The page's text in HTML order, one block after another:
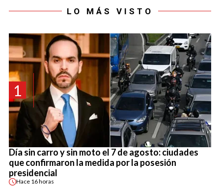
LO MÁS VISTO
1
Día sin carro y sin moto el 7 de agosto: ciudades
que confirmaron la medida por la posesión
presidencial
Hace 16 horas